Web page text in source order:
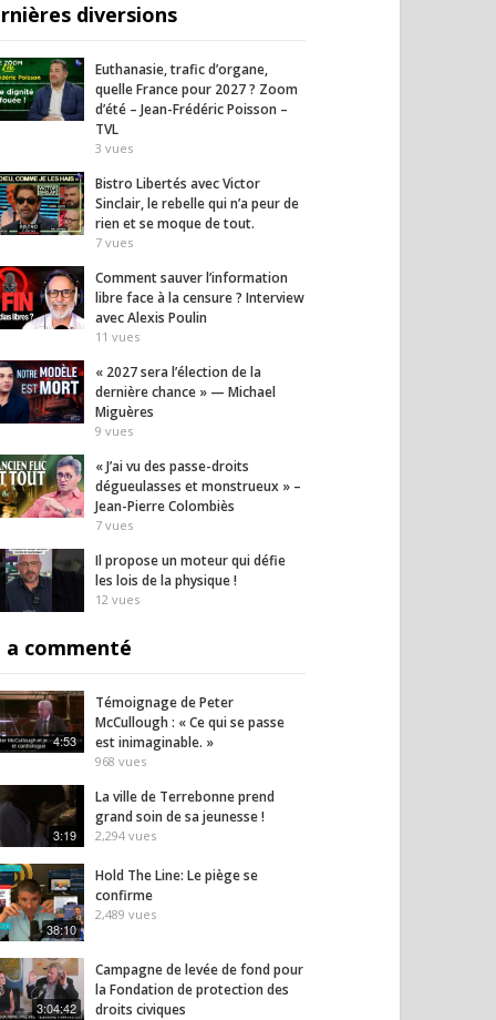
homme au bout du
L’Iran lance un message
26vues
diversions
Euthanasie, trafic d’organe,
quelle France pour 2027 ? Zoom
d’été – Jean-Frédéric Poisson –
TVL
3 vues
Bistro Libertés avec Victor
Sinclair, le rebelle qui n’a peur de
rien et se moque de tout.
7 vues
Comment sauver l’information
libre face à la censure ? Interview
avec Alexis Poulin
11 vues
« 2027 sera l’élection de la
dernière chance » — Michael
Miguères
9 vues
« J’ai vu des passe-droits
dégueulasses et monstrueux » –
Jean-Pierre Colombiès
7 vues
Il propose un moteur qui défie
les lois de la physique !
12 vues
a commenté
4:53
Témoignage de Peter
McCullough : « Ce qui se passe
est inimaginable. »
968 vues
3:19
La ville de Terrebonne prend
grand soin de sa jeunesse !
2,294 vues
38:10
Hold The Line: Le piège se
confirme
2,489 vues
3:04:42
Campagne de levée de fond pour
la Fondation de protection des
droits civiques